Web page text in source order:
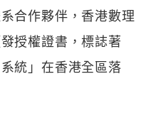
合作夥伴，香港數理
授權證書，標誌著
統」在香港全區落